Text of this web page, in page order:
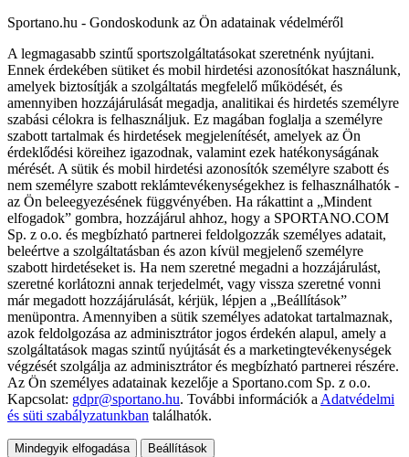
Sportano.hu - Gondoskodunk az Ön adatainak védelméről
A legmagasabb szintű sportszolgáltatásokat szeretnénk nyújtani.
Ennek érdekében sütiket és mobil hirdetési azonosítókat használunk,
amelyek biztosítják a szolgáltatás megfelelő működését, és
amennyiben hozzájárulását megadja, analitikai és hirdetés személyre
szabási célokra is felhasználjuk. Ez magában foglalja a személyre
szabott tartalmak és hirdetések megjelenítését, amelyek az Ön
érdeklődési köreihez igazodnak, valamint ezek hatékonyságának
mérését. A sütik és mobil hirdetési azonosítók személyre szabott és
nem személyre szabott reklámtevékenységekhez is felhasználhatók -
az Ön beleegyezésének függvényében. Ha rákattint a „Mindent
elfogadok” gombra, hozzájárul ahhoz, hogy a SPORTANO.COM
Sp. z o.o. és megbízható partnerei feldolgozzák személyes adatait,
beleértve a szolgáltatásban és azon kívül megjelenő személyre
szabott hirdetéseket is. Ha nem szeretné megadni a hozzájárulást,
szeretné korlátozni annak terjedelmét, vagy vissza szeretné vonni
már megadott hozzájárulását, kérjük, lépjen a „Beállítások”
menüpontra. Amennyiben a sütik személyes adatokat tartalmaznak,
azok feldolgozása az adminisztrátor jogos érdekén alapul, amely a
szolgáltatások magas szintű nyújtását és a marketingtevékenységek
végzését szolgálja az adminisztrátor és megbízható partnerei részére.
Az Ön személyes adatainak kezelője a Sportano.com Sp. z o.o.
Kapcsolat: gdpr@sportano.hu. További információk a Adatvédelmi
és süti szabályzatunkban találhatók.
Mindegyik elfogadása Beállítások